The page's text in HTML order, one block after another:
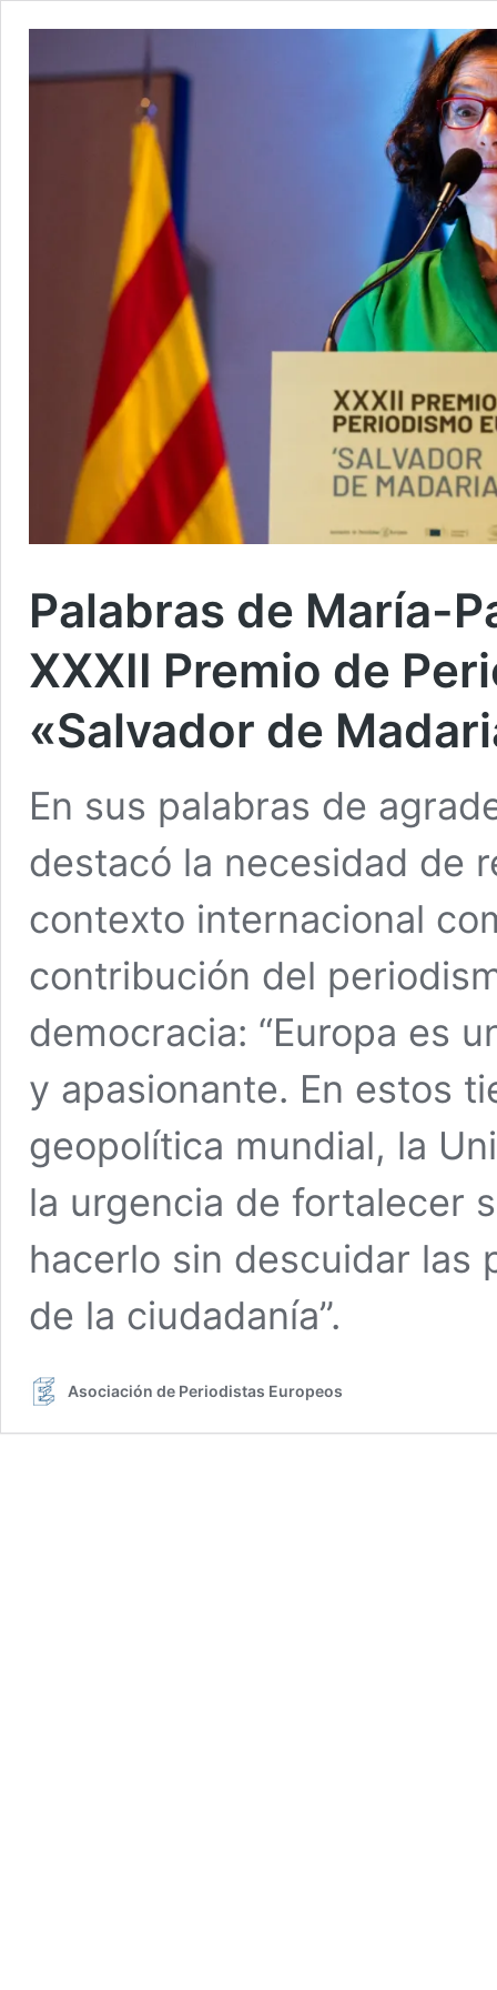
Palabras de María-
XXXII Premio de
«Salvador de
En sus palabras de
destacó la necesidad de
contexto internacional
contribución del
democracia: “Europa es
y apasionante. En estos
geopolítica mundial, la
la urgencia de fortalecer
hacerlo sin descuidar las
de la ciudadanía”.
Asociación de Periodistas Europeos